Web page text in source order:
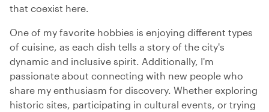
that coexist here.
One of my favorite hobbies is enjoying different types
of cuisine, as each dish tells a story of the city's
dynamic and inclusive spirit. Additionally, I'm
passionate about connecting with new people who
share my enthusiasm for discovery. Whether exploring
historic sites, participating in cultural events, or trying